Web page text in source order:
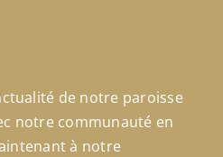
de notre paroisse
notre communauté en
à notre